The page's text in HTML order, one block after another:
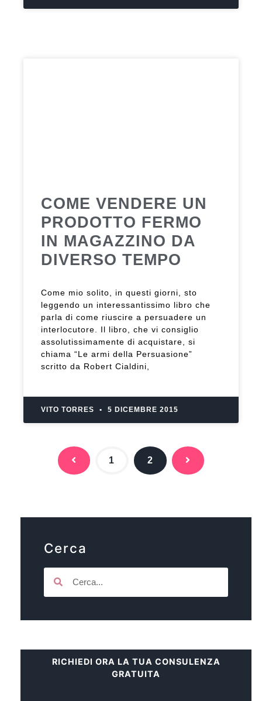
COME VENDERE UN
PRODOTTO FERMO
IN MAGAZZINO DA
DIVERSO TEMPO
Come mio solito, in questi giorni, sto
leggendo un interessantissimo libro che
parla di come riuscire a persuadere un
interlocutore. Il libro, che vi consiglio
assolutissimamente di acquistare, si
chiama “Le armi della Persuasione”
scritto da Robert Cialdini,
VITO TORRES 5 DICEMBRE 2015
1 2
Cerca
RICHIEDI ORA LA TUA CONSULENZA
GRATUITA